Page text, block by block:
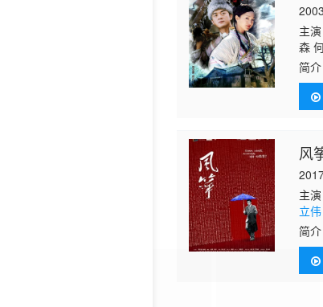
主
森
勇
简
的
来
风
主
立伟
米
光
燕
简
“风
不